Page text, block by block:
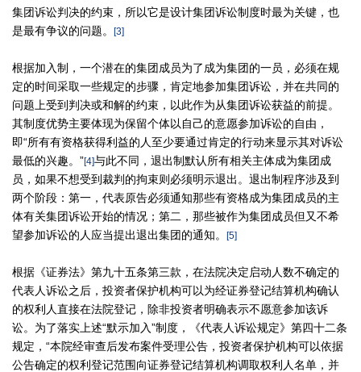
集团诉讼判决的约束，所以它是设计集团诉讼制度时最为关键，也
是最有争议的问题。
[3]
根据加入制，一个潜在的集团成员为了成为集团的一员，必须在规
定的时间采取一些规定的步骤，肯定地参加集团诉讼，并在共同的
问题上受到判决或和解的约束，以此作为从集团诉讼获益的前提。
其制度优势主要体现为保留个体以自己的意愿参加诉讼的自由，
即“所有有资格获得利益的人至少要通过肯定的行动来显示其对诉讼
最低的兴趣。”[4]与此不同，退出制默认所有相关主体成为集团成
员，如果不想受到裁判的拘束则必须明示退出。退出制程序涉及到
两个阶段：第一，代表原告必须通知那些有资格成为集团成员的主
体有关集团诉讼开始的情况；第二，那些被作为集团成员但又不希
望参加诉讼的人应当提出退出集团的通知。
[5]
根据《证券法》第九十五条第三款，在法院决定启动人数不确定的
代表人诉讼之后，投资者保护机构可以为经证券登记结算机构确认
的权利人直接在法院登记，除非投资者明确表示不愿意参加该诉
讼。为了落实上述“默示加入”制度，《代表人诉讼规定》第四十二条
规定，“本院经审查后发布案件受理公告，投资者保护机构可以依据
公告确定的权利登记范围向证券登记结算机构调取权利人名单，并